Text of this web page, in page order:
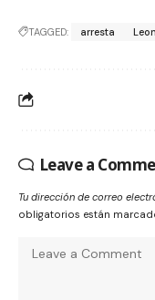
TAGGED: arresta
Leave a
Tu dirección de correo
obligatorios están